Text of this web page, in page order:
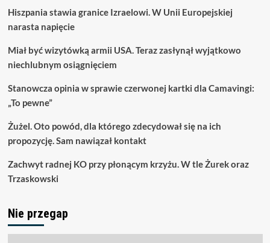
Hiszpania stawia granice Izraelowi. W Unii Europejskiej
narasta napięcie
Miał być wizytówką armii USA. Teraz zasłynął wyjątkowo
niechlubnym osiągnięciem
Stanowcza opinia w sprawie czerwonej kartki dla Camavingi:
„To pewne”
Żużel. Oto powód, dla którego zdecydował się na ich
propozycję. Sam nawiązał kontakt
Zachwyt radnej KO przy płonącym krzyżu. W tle Żurek oraz
Trzaskowski
Nie przegap